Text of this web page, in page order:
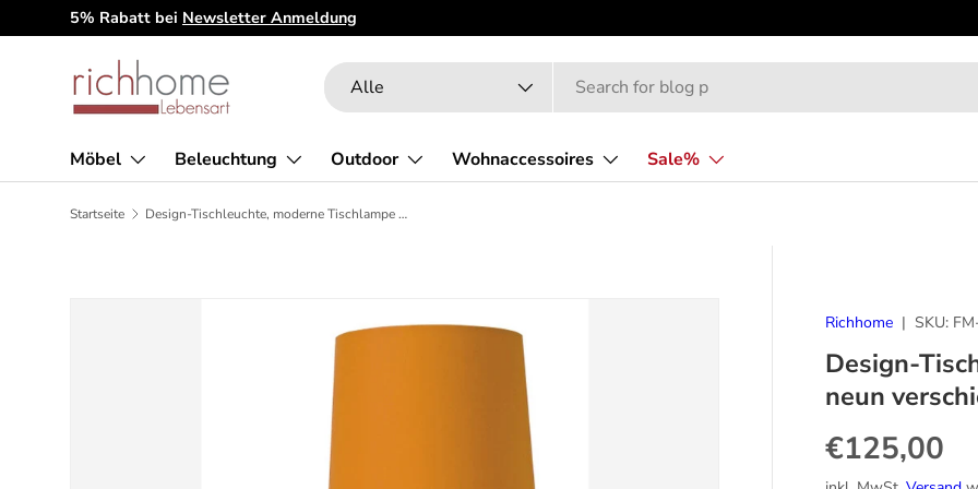
Direkt zum Inhalt
5% Rabatt bei Newsletter Anmeldung
Suchen
Art
Alle
Möbel Beleuchtung Outdoor Wohnaccessoires Sale%
Startseite Design-Tischleuchte, moderne Tischlampe in neun verschiedenen Farben
Zu Produktinformationen springen
Richhome | SKU:
Design-
neun
Normaler
€125,00